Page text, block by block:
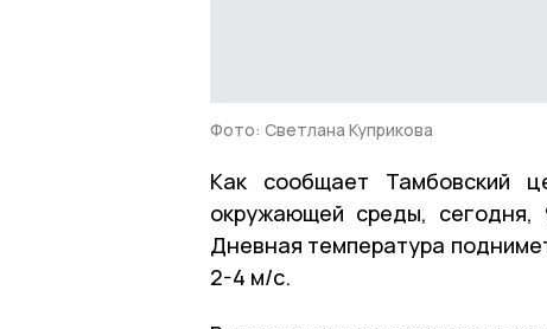
Фото: Светлана Куприкова
Как сообщает Тамбовский
окружающей среды, сегодня,
Дневная температура
2-4 м/с.